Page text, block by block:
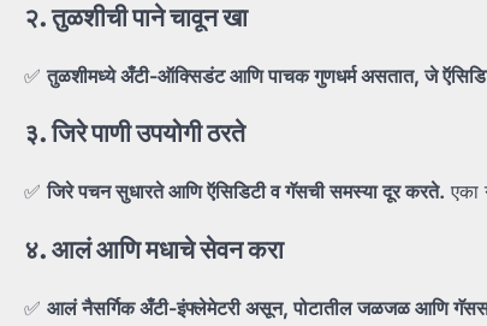
२.तुळशीचीपानेचावूनखा
✅तुळशीमध्येअँटी-ऑक्सिडंटआणिपाचकगुणधर्मअसतात,जे
३.जिरेपाणीउपयोगीठरते
✅जिरेपचनसुधारतेआणिऍसिडिटीवगॅसचीसमस्यादूरकरते. एका
४. आलंआणिमधाचेसेवनकरा
✅ आलंनैसर्गिकअँटी-इंफ्लेमेटरीअसून,पोटातीलजळजळआणि